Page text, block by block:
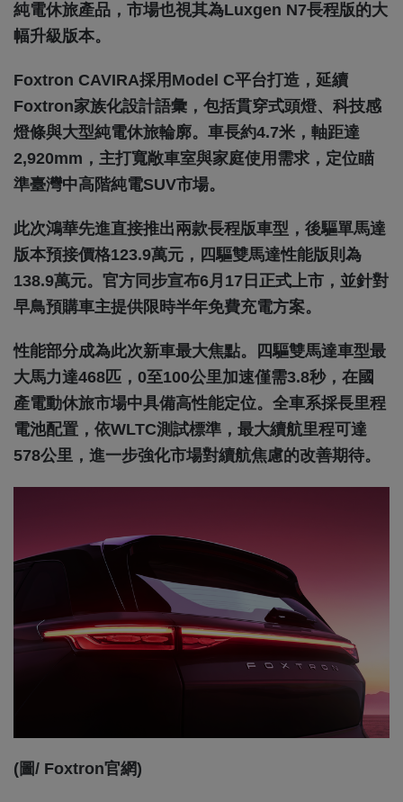
純電休旅產品，市場也視其為Luxgen N7長程版的大
幅升級版本。
Foxtron CAVIRA採用Model C平台打造，延續
Foxtron家族化設計語彙，包括貫穿式頭燈、科技感
燈條與大型純電休旅輪廓。車長約4.7米，軸距達
2,920mm，主打寬敞車室與家庭使用需求，定位瞄
準臺灣中高階純電SUV市場。
此次鴻華先進直接推出兩款長程版車型，後驅單馬達
版本預接價格123.9萬元，四驅雙馬達性能版則為
138.9萬元。官方同步宣布6月17日正式上市，並針對
早鳥預購車主提供限時半年免費充電方案。
性能部分成為此次新車最大焦點。四驅雙馬達車型最
大馬力達468匹，0至100公里加速僅需3.8秒，在國
產電動休旅市場中具備高性能定位。全車系採長里程
電池配置，依WLTC測試標準，最大續航里程可達
578公里，進一步強化市場對續航焦慮的改善期待。
(圖/ Foxtron官網)